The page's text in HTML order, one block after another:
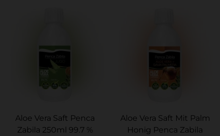
Aloe Vera Saft Penca
Zabila 250ml 99.7 %
Aloe Vera Saft Mit Palm
Honig Penca Zabila